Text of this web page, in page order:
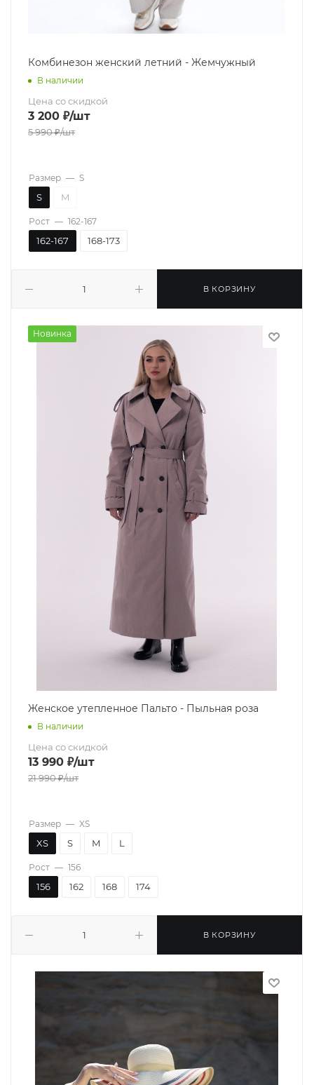
Комбинезон женский летний - Жемчужный
В наличии
Цена со скидкой
3 200 ₽/шт
5 990₽/шт
В КОРЗИНУ
Размер — S
S M
Рост — 162-167
162-167 168-173
Новинка
Женское утепленное Пальто - Пыльная роза
В наличии
Цена со скидкой
13 990 ₽/шт
21 990₽/шт
В КОРЗИНУ
Размер — XS
XS S M L
Рост — 156
156 162 168 174